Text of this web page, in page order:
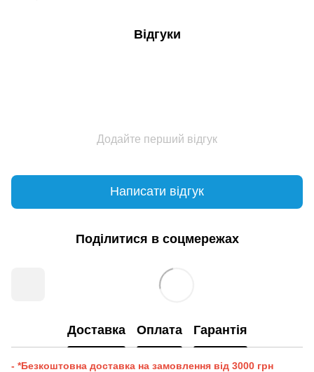
Відгуки
Додайте перший відгук
Написати відгук
Поділитися в соцмережах
Доставка Оплата Гарантія
- *Безкоштовна доставка на замовлення від 3000 грн